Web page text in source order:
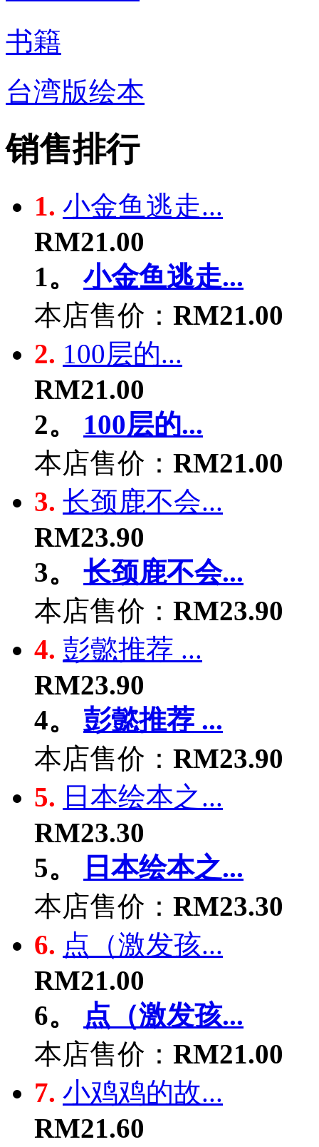
书籍
台湾版绘本
销售排行
1. 小金鱼逃走...
RM21.00
1。
小金鱼逃走...
本店售价： RM21.00
2. 100层的...
RM21.00
2。
100层的...
本店售价： RM21.00
3. 长颈鹿不会...
RM23.90
3。
长颈鹿不会...
本店售价： RM23.90
4. 彭懿推荐 ...
RM23.90
4。
彭懿推荐 ...
本店售价： RM23.90
5. 日本绘本之...
RM23.30
5。
日本绘本之...
本店售价： RM23.30
6. 点（激发孩...
RM21.00
6。
点（激发孩...
本店售价： RM21.00
7. 小鸡鸡的故...
RM21.60